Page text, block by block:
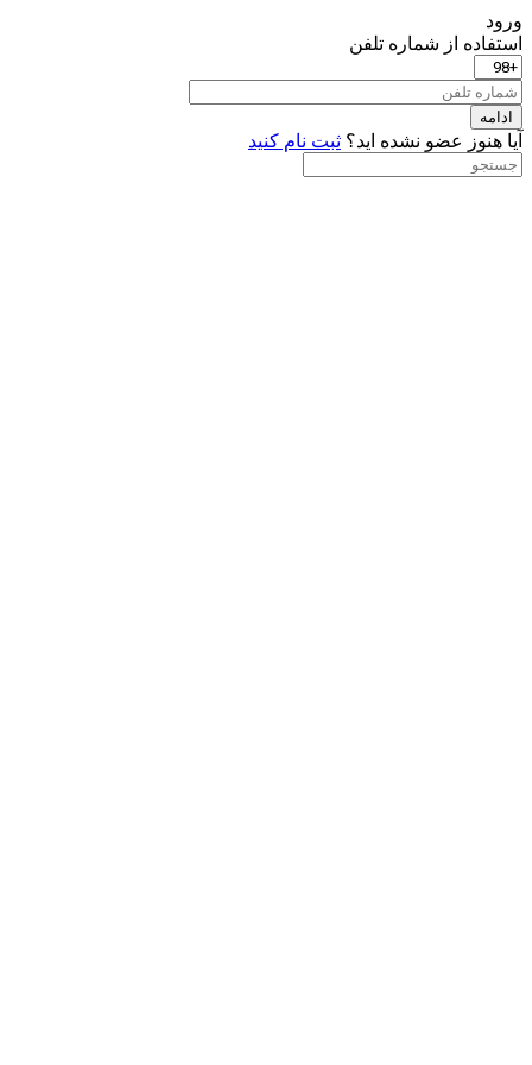
ورود
استفاده از شماره تلفن
ادامه
آیا هنوز عضو نشده اید؟ ثبت نام کنید